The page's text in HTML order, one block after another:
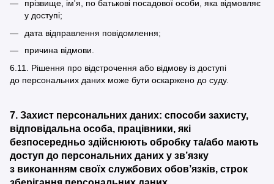
прізвище, ім'я, по батькові посадової особи, яка відмовляє
у доступі;
дата відправлення повідомлення;
причина відмови.
6.11. Рішення про відстрочення або відмову із доступі
до персональних даних може бути оскаржено до суду.
7. Захист персональних даних: способи захисту,
відповідальна особа, працівники, які
безпосередньо здійснюють обробку та/або мають
доступ до персональних даних у зв’язку
з виконанням своїх службових обов’язків, строк